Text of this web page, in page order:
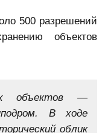
500 разрешений
объектов
объектов —
В ходе
облик